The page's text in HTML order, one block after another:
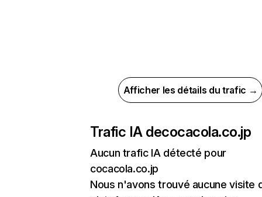
Afficher les détails du trafic →
Trafic IA decocacola.co.jp
Aucun trafic IA détecté pour
cocacola.co.jp
Nous n'avons trouvé aucune visite